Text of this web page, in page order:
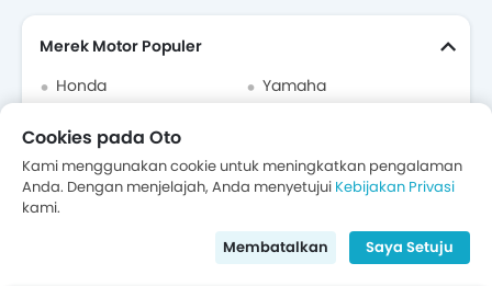
Merek Motor Populer
Honda
Yamaha
Vespa
Ducati
Harley Davidson
Benelli
Viar
Cookies pada Oto
Kami menggunakan cookie untuk meningkatkan pengalaman
Anda. Dengan menjelajah, Anda menyetujui Kebijakan Privasi
kami.
Membatalkan
Saya Setuju